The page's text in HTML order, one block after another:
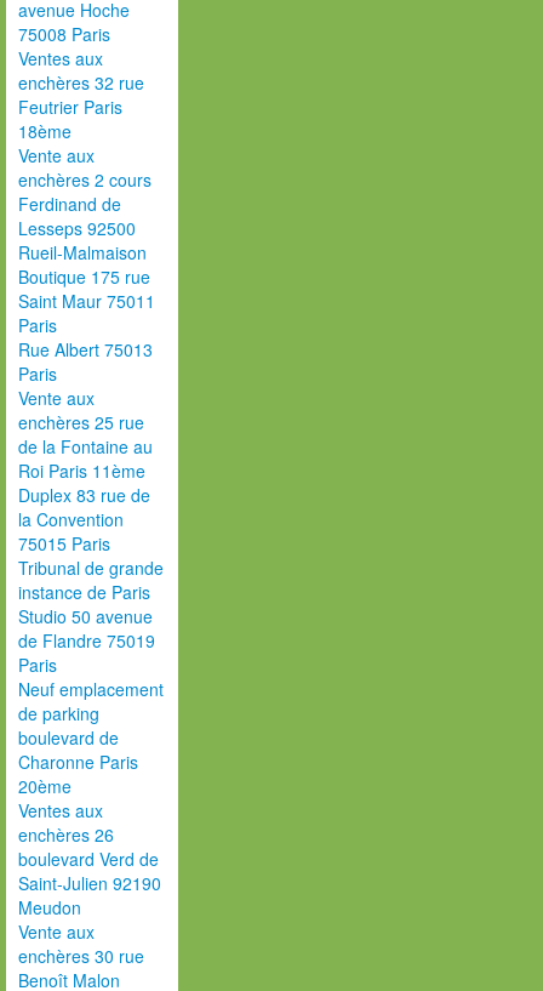
avenue Hoche
75008 Paris
Ventes aux
enchères 32 rue
Feutrier Paris
18ème
Vente aux
enchères 2 cours
Ferdinand de
Lesseps 92500
Rueil-Malmaison
Boutique 175 rue
Saint Maur 75011
Paris
Rue Albert 75013
Paris
Vente aux
enchères 25 rue
de la Fontaine au
Roi Paris 11ème
Duplex 83 rue de
la Convention
75015 Paris
Tribunal de grande
instance de Paris
Studio 50 avenue
de Flandre 75019
Paris
Neuf emplacement
de parking
boulevard de
Charonne Paris
20ème
Ventes aux
enchères 26
boulevard Verd de
Saint-Julien 92190
Meudon
Vente aux
enchères 30 rue
Benoît Malon